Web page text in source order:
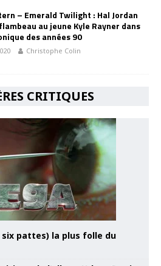
– Emerald Twilight : Hal Jordan
au jeune Kyle Rayner dans
des années 90
Christophe Colin
CRITIQUES
six pattes) la plus folle du